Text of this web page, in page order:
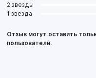
2 звезды
1 звезда
Отзыв могут оставить
пользователи.